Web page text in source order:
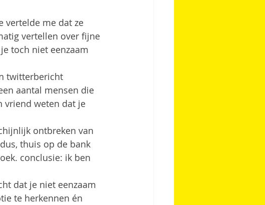
vertelde me dat ze
vertellen over fijne
toch niet eenzaam
twitterbericht
aantal mensen die
vriend weten dat je
ontbreken van
thuis op de bank
conclusie: ik ben
dat je niet eenzaam
te herkennen én